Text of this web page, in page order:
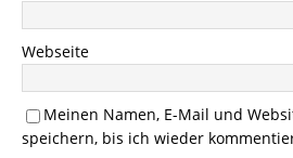
Webseite
Meinen Namen, E-Mail und
speichern, bis ich wieder